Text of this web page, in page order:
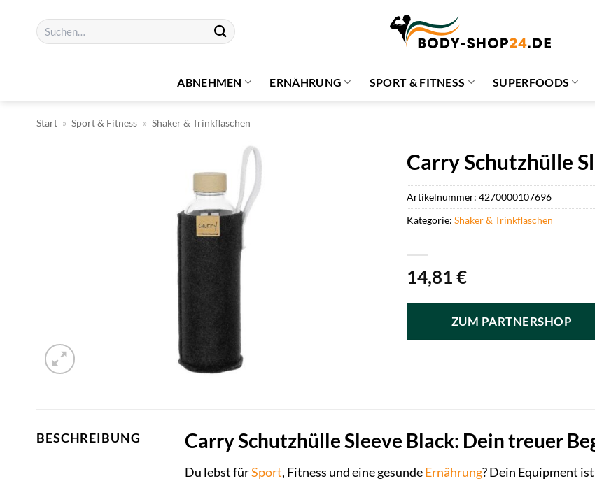
springen
Suchen
nach:
ABNEHMEN ERNÄHRUNG SPORT & FITNESS SUPERFOODS
Start » Sport & Fitness » Shaker & Trinkflaschen
Carry Schutzhülle
14,81€
ZUM PARTNERSHOP
Artikelnummer:4270000107696
Kategorie:Shaker & Trinkflaschen
BESCHREIBUNG Carry Schutzhülle Sleeve Black: Dein treuer
Du lebst fürSport, Fitness und eine gesundeErnährung? Dein Equipment